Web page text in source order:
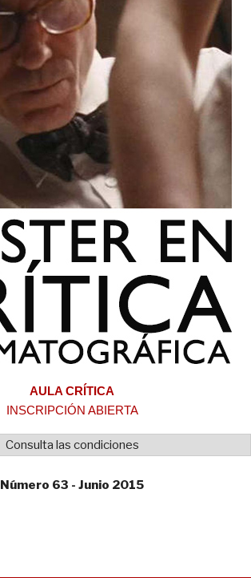
AULA CRÍTICA
INSCRIPCIÓN ABIERTA
Consulta las condiciones
Número 63 - Junio 2015